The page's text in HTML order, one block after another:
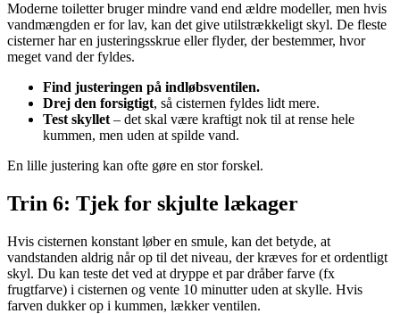
Moderne toiletter bruger mindre vand end ældre modeller, men hvis
vandmængden er for lav, kan det give utilstrækkeligt skyl. De fleste
cisterner har en justeringsskrue eller flyder, der bestemmer, hvor
meget vand der fyldes.
Find justeringen på indløbsventilen.
Drej den forsigtigt, så cisternen fyldes lidt mere.
Test skyllet – det skal være kraftigt nok til at rense hele
kummen, men uden at spilde vand.
En lille justering kan ofte gøre en stor forskel.
Trin 6: Tjek for skjulte lækager
Hvis cisternen konstant løber en smule, kan det betyde, at
vandstanden aldrig når op til det niveau, der kræves for et ordentligt
skyl. Du kan teste det ved at dryppe et par dråber farve (fx
frugtfarve) i cisternen og vente 10 minutter uden at skylle. Hvis
farven dukker op i kummen, lækker ventilen.